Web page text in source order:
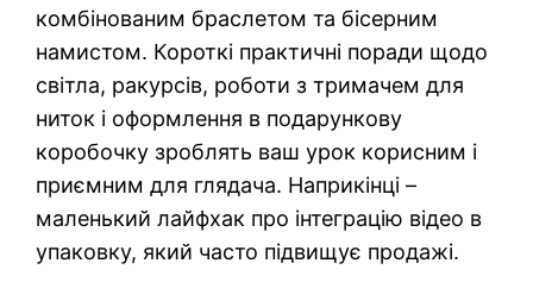
комбінованим браслетом та бісерним
намистом. Короткі практичні поради щодо
світла, ракурсів, роботи з тримачем для
ниток і оформлення в подарункову
коробочку зроблять ваш урок корисним і
приємним для глядача. Наприкінці –
маленький лайфхак про інтеграцію відео в
упаковку, який часто підвищує продажі.